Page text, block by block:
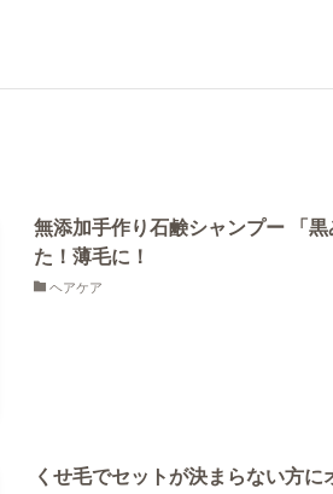
無添加手作り石鹸シャンプー 「
た！薄毛に！
ヘアケア
くせ毛でセットが決まらない方